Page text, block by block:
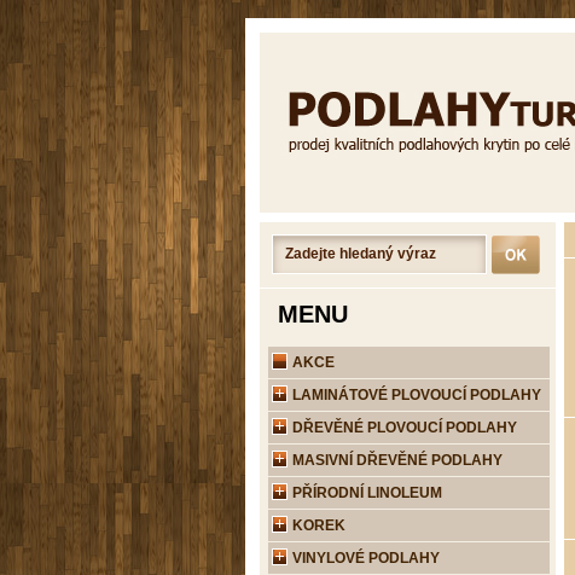
MENU
AKCE
LAMINÁTOVÉ PLOVOUCÍ PODLAHY
DŘEVĚNÉ PLOVOUCÍ PODLAHY
MASIVNÍ DŘEVĚNÉ PODLAHY
PŘÍRODNÍ LINOLEUM
KOREK
VINYLOVÉ PODLAHY